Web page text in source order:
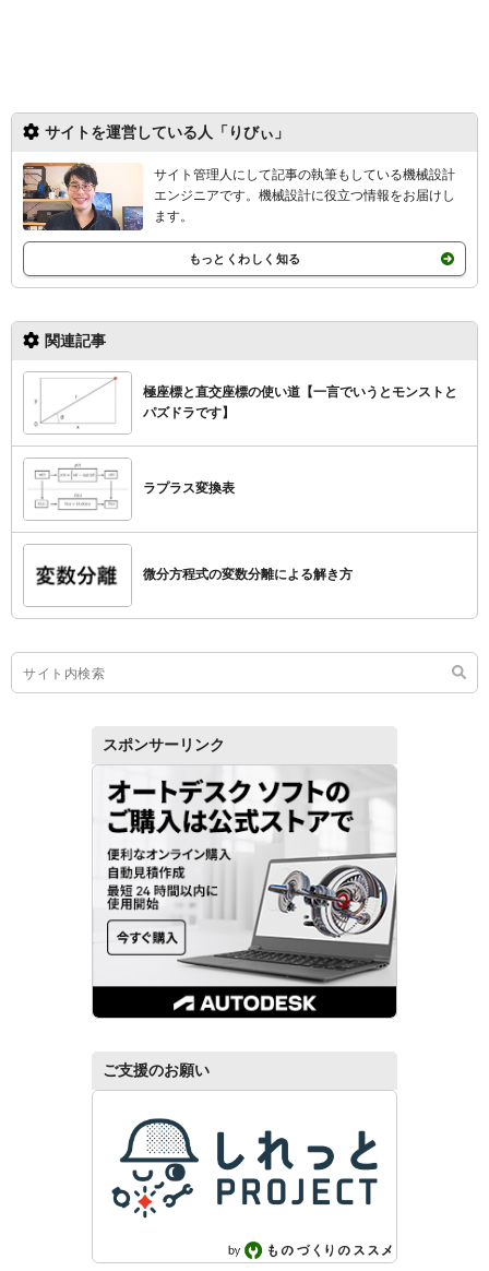
関連記事
極座標と直交座標の使い道【一言でいうとモンストと
パズドラです】
ラプラス変換表
微分方程式の変数分離による解き方
サイトを運営している人「りびぃ」
サイト管理人にして記事の執筆もしている機械設計
エンジニアです。機械設計に役立つ情報をお届けし
ます。
もっとくわしく知る
スポンサーリンク
ご支援のお願い